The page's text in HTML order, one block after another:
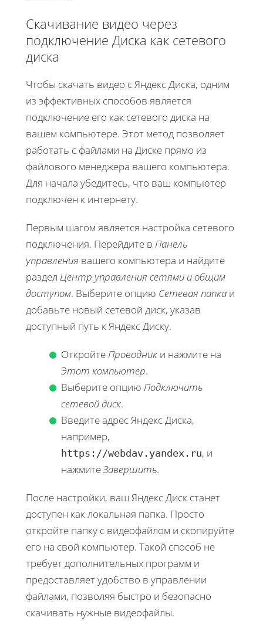
Скачивание видео через
подключение Диска как сетевого
диска
Чтобы скачать видео с Яндекс Диска, одним
из эффективных способов является
подключение его как сетевого диска на
вашем компьютере. Этот метод позволяет
работать с файлами на Диске прямо из
файлового менеджера вашего компьютера.
Для начала убедитесь, что ваш компьютер
подключён к интернету.
Первым шагом является настройка сетевого
подключения. Перейдите в Панель
управления вашего компьютера и найдите
раздел Центр управления сетями и общим
доступом. Выберите опцию Сетевая папка и
добавьте новый сетевой диск, указав
доступный путь к Яндекс Диску.
Откройте Проводник и нажмите на
Этот компьютер.
Выберите опцию Подключить
сетевой диск.
Введите адрес Яндекс Диска,
например,
https://webdav.yandex.ru, и
нажмитеЗавершить.
После настройки, ваш Яндекс Диск станет
доступен как локальная папка. Просто
откройте папку с видеофайлом и скопируйте
его на свой компьютер. Такой способ не
требует дополнительных программ и
предоставляет удобство в управлении
файлами, позволяя быстро и безопасно
скачивать нужные видеофайлы.